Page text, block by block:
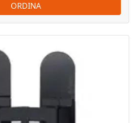
ORDINA